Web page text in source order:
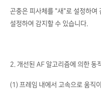
곤충은 피사체를 "새"로 설정하여
설정하여 감지할 수 있습니다.
2. 개선된 AF 알고리즘에 의한 동
(1) 프레임 내에서 고속으로 움직